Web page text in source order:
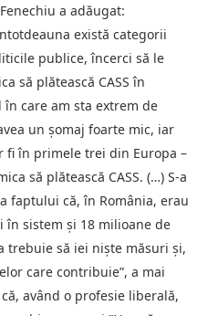
a adăugat:
există categorii
publice, încerci să le
să plătească CASS în
care am sta extrem de
un şomaj foarte mic, iar
fi în primele trei din Europa –
să plătească CASS. (…) S-a
faptului că, în România, erau
în sistem şi 18 milioane de
trebuie să iei nişte măsuri şi,
care contribuie”, a mai
având o profesie liberală,